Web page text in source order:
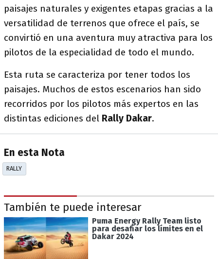
paisajes naturales y exigentes etapas gracias a la
versatilidad de terrenos que ofrece el país, se
convirtió en una aventura muy atractiva para los
pilotos de la especialidad de todo el mundo.
Esta ruta se caracteriza por tener todos los
paisajes. Muchos de estos escenarios han sido
recorridos por los pilotos más expertos en las
distintas ediciones del Rally Dakar.
En esta Nota
RALLY
También te puede interesar
Puma Energy Rally Team listo
para desafiar los límites en el
Dakar 2024